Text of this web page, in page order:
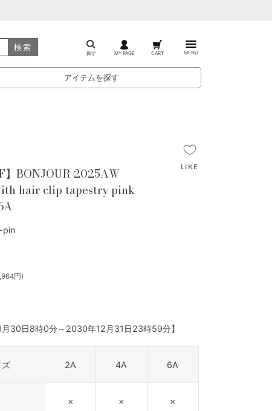
検索
探す MY PAGE CART MENU
アイテムを探す
】BONJOUR 2025AW
hair clip tapestry pink
pin
円)
30日8時0分～ 2030年12月31日23時59分】
ズ 2A 4A 6A
× × ×